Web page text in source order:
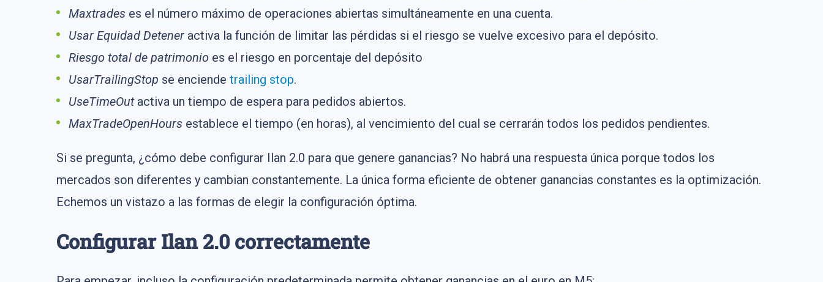
Maxtrades es el número máximo de operaciones abiertas simultáneamente en una cuenta.
Usar Equidad Detener activa la función de limitar las pérdidas si el riesgo se vuelve excesivo para el depósito.
Riesgo total de patrimonio es el riesgo en porcentaje del depósito
UsarTrailingStop se enciende trailing stop.
UseTimeOutactiva un tiempo de espera para pedidos abiertos.
MaxTradeOpenHours establece el tiempo (en horas), al vencimiento del cual se cerrarán todos los pedidos pendientes.
Si se pregunta, ¿cómo debe configurar Ilan 2.0 para que genere ganancias? No habrá una respuesta única porque todos los
mercados son diferentes y cambian constantemente. La única forma eficiente de obtener ganancias constantes es la optimización.
Echemos un vistazo a las formas de elegir la configuración óptima.
Configurar Ilan 2.0 correctamente